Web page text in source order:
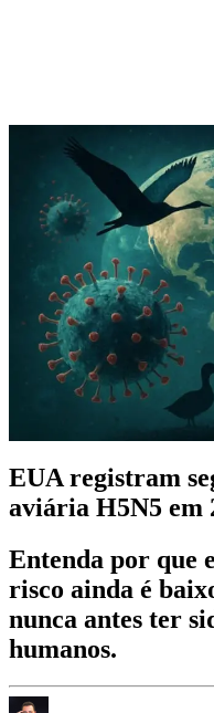
EUA registram
aviária H5N5 em
Entenda por que
risco ainda é
nunca antes ter
humanos.